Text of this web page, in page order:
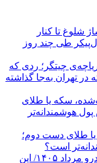
شلوغ تا کنار
طی چند روز
چیتگر؛ ردی که
تهران به‌جا گذاشته
سکه یا طلای
هوشمندانه‌تر
طلای دست دوم؛
است؟
ثبت‌نام ایران‌خودرو مرداد ۱۴۰۵/ این